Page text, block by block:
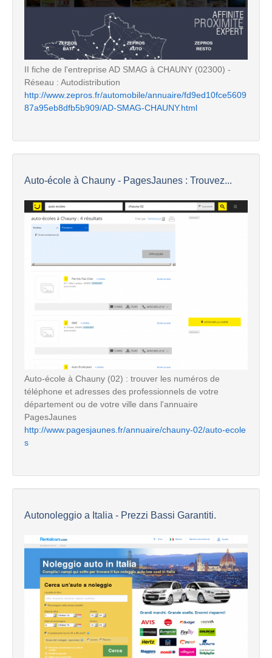
II fiche de l'entreprise AD SMAG à CHAUNY (02300) -
Réseau : Autodistribution
http://www.zepros.fr/automobile/annuaire/fd9ed10fce5609
87a95eb8dfb5b909/AD-SMAG-CHAUNY.html
Auto-école à Chauny - PagesJaunes : Trouvez...
Auto-école à Chauny (02) : trouver les numéros de
téléphone et adresses des professionnels de votre
département ou de votre ville dans l'annuaire
PagesJaunes
http://www.pagesjaunes.fr/annuaire/chauny-02/auto-ecole
s
Autonoleggio a Italia - Prezzi Bassi Garantiti.